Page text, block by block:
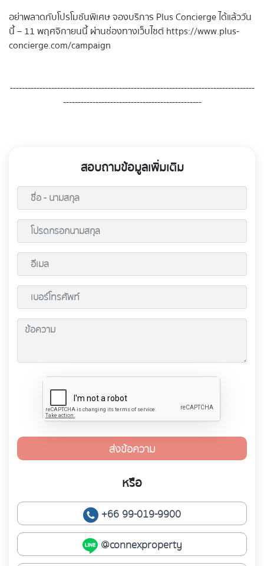
อย่าพลาดกับโปรโมชันพิเศษ จองบริการ Plus Concierge ได้แล้ววัน
นี้ – 11 พฤศจิกายนนี้ ผ่านช่องทางเว็บไซต์ https://www.plus-
concierge.com/campaign
-----------------------------------------------------------------------------------
-----------------------------------------------
สอบถามข้อมูลเพิ่มเติม
ส่งข้อความ
หรือ
+66 99-019-9900
@connexproperty